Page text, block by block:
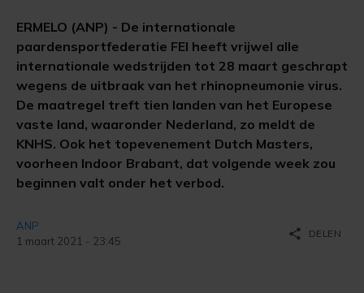
ERMELO (ANP) - De internationale
paardensportfederatie FEI heeft vrijwel alle
internationale wedstrijden tot 28 maart geschrapt
wegens de uitbraak van het rhinopneumonie virus.
De maatregel treft tien landen van het Europese
vaste land, waaronder Nederland, zo meldt de
KNHS. Ook het topevenement Dutch Masters,
voorheen Indoor Brabant, dat volgende week zou
beginnen valt onder het verbod.
ANP
1 maart 2021 - 23:45
share DELEN